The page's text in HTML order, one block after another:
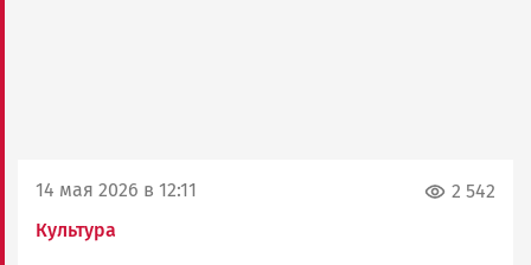
14 мая 2026 в 12:11
Культура
2 542